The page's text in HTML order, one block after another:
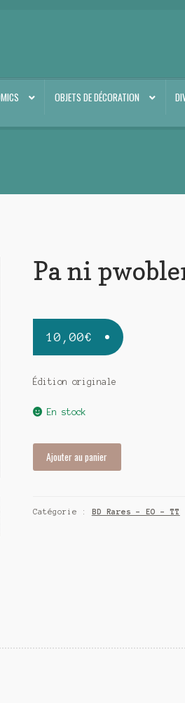
OBJETS DE DÉCORATION
Pa ni
10,00€
Édition originale
En stock
pwoblem
Ajouter au panier
Catégorie : BD Rares - EO - TT